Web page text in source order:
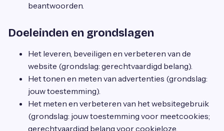
beantwoorden.
Doeleinden en grondslagen
Het leveren, beveiligen en verbeteren van de
website (grondslag: gerechtvaardigd belang).
Het tonen en meten van advertenties (grondslag:
jouw toestemming).
Het meten en verbeteren van het websitegebruik
(grondslag: jouw toestemming voor meetcookies;
gerechtvaardigd belang voor cookieloze,